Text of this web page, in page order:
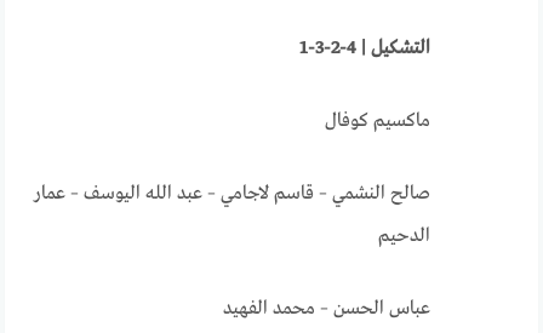
التشكيل | 4-2-3-1
ماكسيم كوفال
صالح النشمي – قاسم لاجامي – عبد الله اليوسف – عمار
الدحيم
عباس الحسن – محمد الفهيد